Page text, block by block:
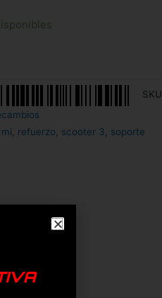
mi refuerzo scooter 3 soporte